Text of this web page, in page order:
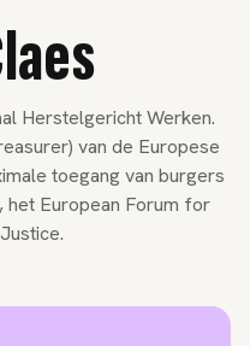
Herstelgericht Werken.
van de Europese
toegang van burgers
het European Forum for